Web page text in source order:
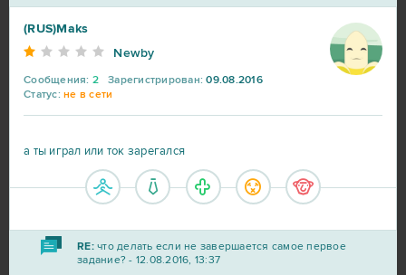
(RUS)Maks
Newby
Сообщения: 2 Зарегистрирован: 09.08.2016
Статус: не в сети
а ты играл или ток зарегался
RE:что делать если не завершается самое первое
задание? - 12.08.2016, 13:37
Heroes at War 39
SAO's Legend
Lineage 2 23
My Sunny Resort 23